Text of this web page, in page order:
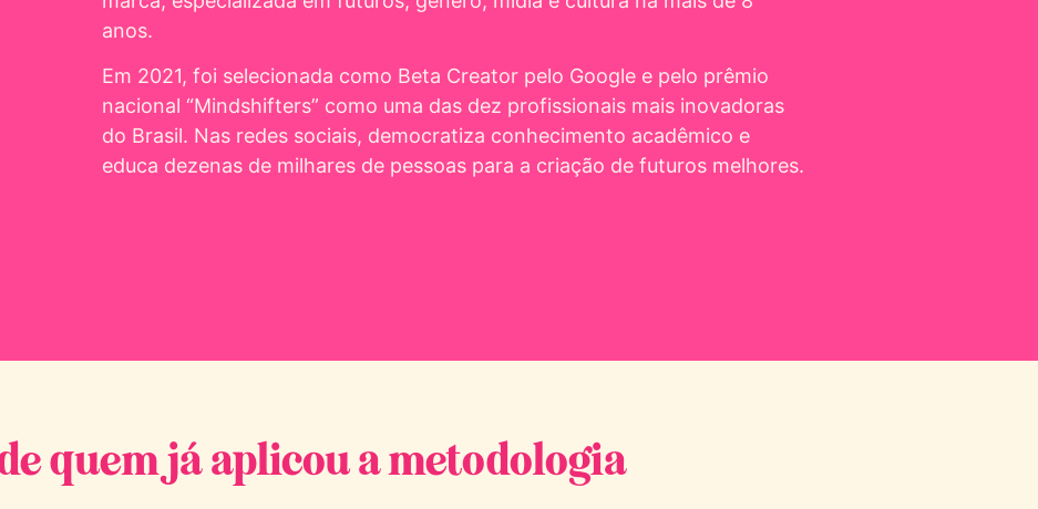
anos.
Em 2021, foi selecionada como Beta Creator pelo Google e pelo prêmio
nacional “Mindshifters” como uma das dez profissionais mais inovadoras
do Brasil. Nas redes sociais, democratiza conhecimento acadêmico e
educa dezenas de milhares de pessoas para a criação de futuros melhores.
quem já aplicou a metodologia